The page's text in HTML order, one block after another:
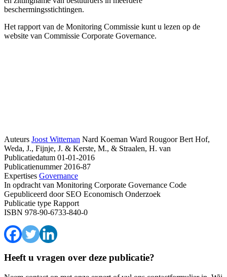
beschermingsstichtingen.
Het rapport van de Monitoring Commissie kunt u lezen op de
website van Commissie Corporate Governance.
Auteurs Joost Witteman Nard Koeman Ward Rougoor Bert Hof,
Weda, J., Fijnje, J. & Kerste, M., & Straalen, H. van
Publicatiedatum 01-01-2016
Publicatienummer2016-87
Expertises Governance
In opdracht van Monitoring Corporate Governance Code
Gepubliceerd doorSEO Economisch Onderzoek
Publicatie type Rapport
ISBN 978-90-6733-840-0
Heeft u vragen over deze publicatie?